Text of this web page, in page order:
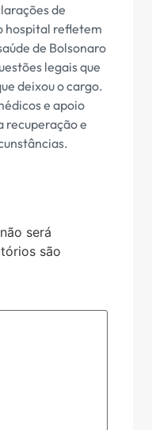
de
hospital refletem
de Bolsonaro
legais que
deixou o cargo.
e apoio
recuperação e
será
são